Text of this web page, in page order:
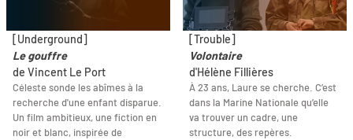
[Underground]
Le gouffre
de Vincent Le Port
Céleste sonde les abîmes à la
recherche d'une enfant disparue.
Un film ambitieux, une fiction en
noir et blanc, inspirée de
[Trouble]
Volontaire
d'Hélène Fillières
À 23 ans, Laure se cherche. C’est
dans la Marine Nationale qu’elle
va trouver un cadre, une
structure, des repères.